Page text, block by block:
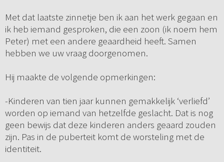
Met dat laatste zinnetje ben ik aan het werk gegaan en
ik heb iemand gesproken, die een zoon (ik noem hem
Peter) met een andere geaardheid heeft. Samen
hebben we uw vraag doorgenomen.
Hij maakte de volgende opmerkingen:
-Kinderen van tien jaar kunnen gemakkelijk ‘verliefd’
worden op iemand van hetzelfde geslacht. Dat is nog
geen bewijs dat deze kinderen anders geaard zouden
zijn. Pas in de puberteit komt de worsteling met de
identiteit.